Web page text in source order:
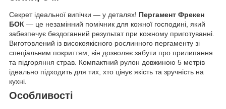
Секрет ідеальної випічки — у деталях! Пергамент Фрекен
БОК — це незамінний помічник для кожної господині, який
забезпечує бездоганний результат при кожному приготуванні.
Виготовлений із високоякісного рослинного пергаменту зі
спеціальним покриттям, він дозволяє забути про прилипання
та підгоряння страв. Компактний рулон довжиною 5 метрів
ідеально підходить для тих, хто цінує якість та зручність на
кухні.
Особливості